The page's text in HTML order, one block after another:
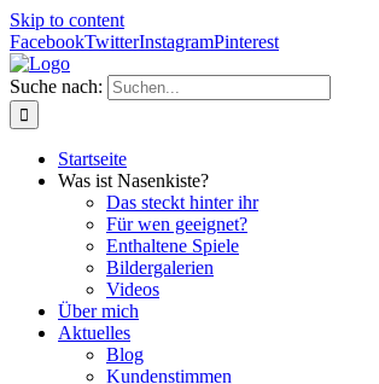
Skip to content
FacebookTwitterInstagramPinterest
Suche nach:
Startseite
Was ist Nasenkiste?
Das steckt hinter ihr
Für wen geeignet?
Enthaltene Spiele
Bildergalerien
Videos
Über mich
Aktuelles
Blog
Kundenstimmen